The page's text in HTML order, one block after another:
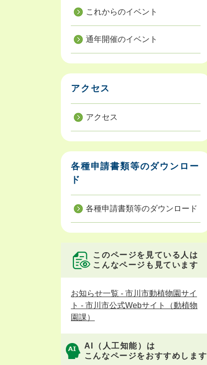
これからのイベント
通年開催のイベント
アクセス
アクセス
各種申請書類等のダウンロー
ド
各種申請書類等のダウンロード
このページを見ている人は
こんなページも見ています
お知らせ一覧 - 市川市動植物園サイ
ト - 市川市公式Webサイト（動植物
園課）
AI（人工知能）は
こんなページをおすすめします